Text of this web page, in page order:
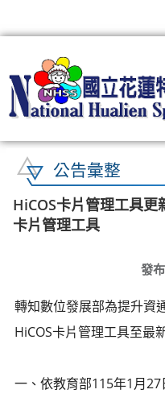
公告彙整
HiCOS卡片管理工具更
卡片管理工具
發
轉知數位發展部為提升資
HiCOS卡片管理工具至最
一、依教育部115年1月